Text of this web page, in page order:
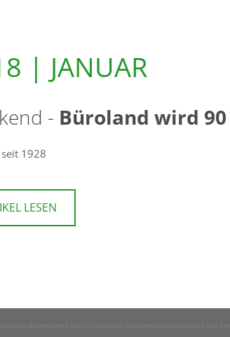
| JANUAR
- Büroland wird 90
1928
LESEN
Wachsmalstifte, Jolly 12er Supertabs Wasserfarben Deckfarbkasten, Jolly